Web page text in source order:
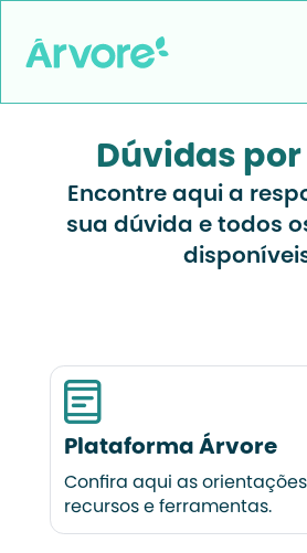
Dúvidas
Encontre aqui a
sua dúvida e todos
Plataforma Árvore
Confira aqui as
recursos e ferramentas.